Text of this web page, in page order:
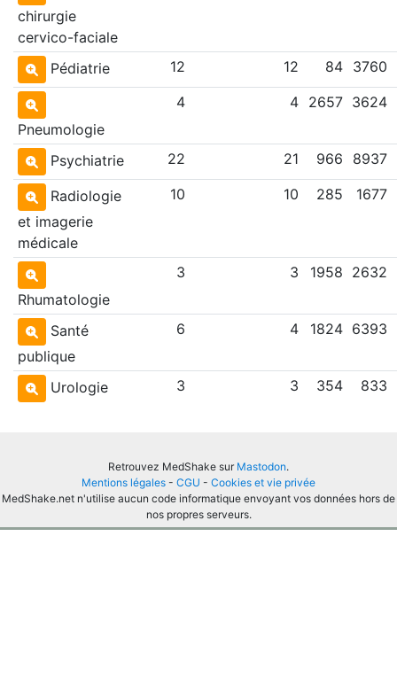
chirurgie
cervico-faciale
Pédiatrie 12 12 84 3760
Pneumologie
4 4 2657 3624
Psychiatrie 22 21 966 8937
Radiologie
et imagerie
médicale
10 10 285 1677
Rhumatologie
3 3 1958 2632
Santé
publique
6 4 1824 6393
Urologie 3 3 354 833
Retrouvez MedShake sur Mastodon.
Mentions légales - CGU - Cookies et vie privée
MedShake.net n'utilise aucun code informatique envoyant vos données hors de
nos propres serveurs.